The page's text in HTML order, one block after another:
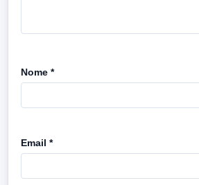
Nome *
Email *